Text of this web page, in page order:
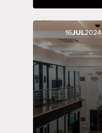
16JUL2024
16JUL2024